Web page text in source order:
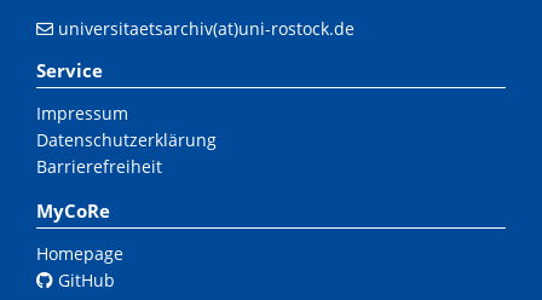
universitaetsarchiv(at)uni-rostock.de
Service
Impressum
Datenschutzerklärung
Barrierefreiheit
MyCoRe
Homepage
GitHub